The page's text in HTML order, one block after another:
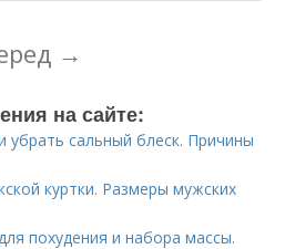
→
на сайте:
убрать сальный блеск. Причины
куртки. Размеры мужских
похудения и набора массы.